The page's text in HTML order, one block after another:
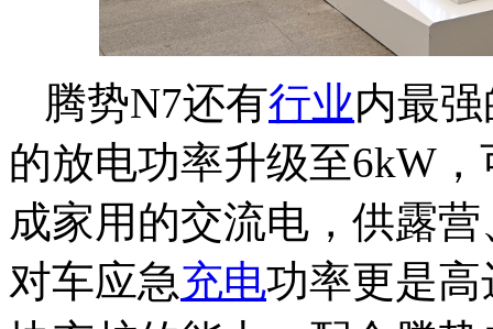
腾势N7还有行业内最
的放电功率升级至6kW
成家用的交流电，供露
对车应急充电功率更是